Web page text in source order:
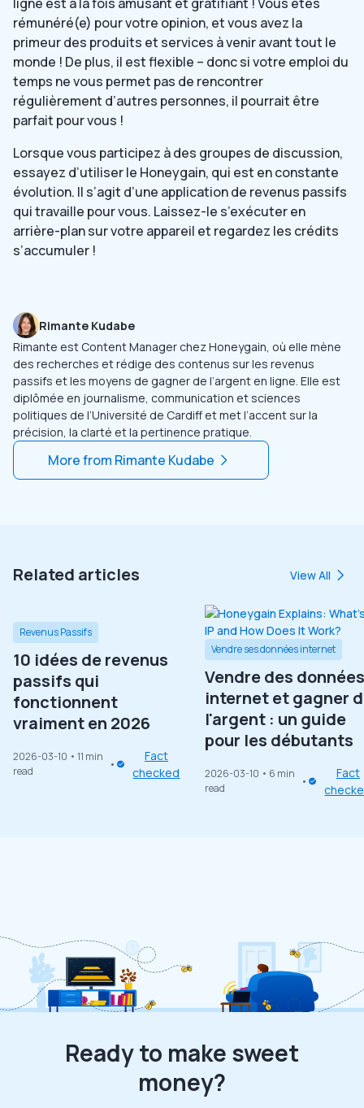
ligne est à la fois amusant et gratifiant ! Vous êtes
rémunéré(e) pour votre opinion, et vous avez la
primeur des produits et services à venir avant tout le
monde ! De plus, il est flexible – donc si votre emploi du
temps ne vous permet pas de rencontrer
régulièrement d’autres personnes, il pourrait être
parfait pour vous !
Lorsque vous participez à des groupes de discussion,
essayez d’utiliser le Honeygain, qui est en constante
évolution. Il s’agit d’une application de revenus passifs
qui travaille pour vous. Laissez-le s’exécuter en
arrière-plan sur votre appareil et regardez les crédits
s’accumuler !
Rimante Kudabe
Rimante est Content Manager chez Honeygain, où elle mène
des recherches et rédige des contenus sur les revenus
passifs et les moyens de gagner de l’argent en ligne. Elle est
diplômée en journalisme, communication et sciences
politiques de l’Université de Cardiff et met l’accent sur la
précision, la clarté et la pertinence pratique.
More from Rimante Kudabe
Related articles View All
Revenus Passifs
10 idées de revenus
passifs qui
fonctionnent
vraiment en 2026
2026-03-10 • 11 min
read
Fact
checked
Vendre ses données internet
Vendre des données
internet et gagner
l'argent : un guide
pour les débutants
2026-03-10 • 6 min
read
Fact
Ready to make sweet
money?